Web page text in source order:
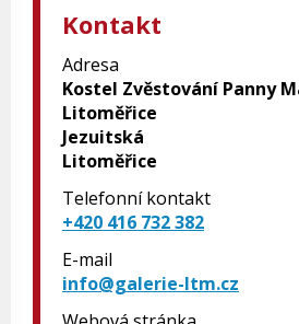
Kontakt
Adresa
Kostel Zvěstování Panny
Litoměřice
Jezuitská
Litoměřice
Telefonní kontakt
+420 416 732 382
E-mail
info@galerie-ltm.cz